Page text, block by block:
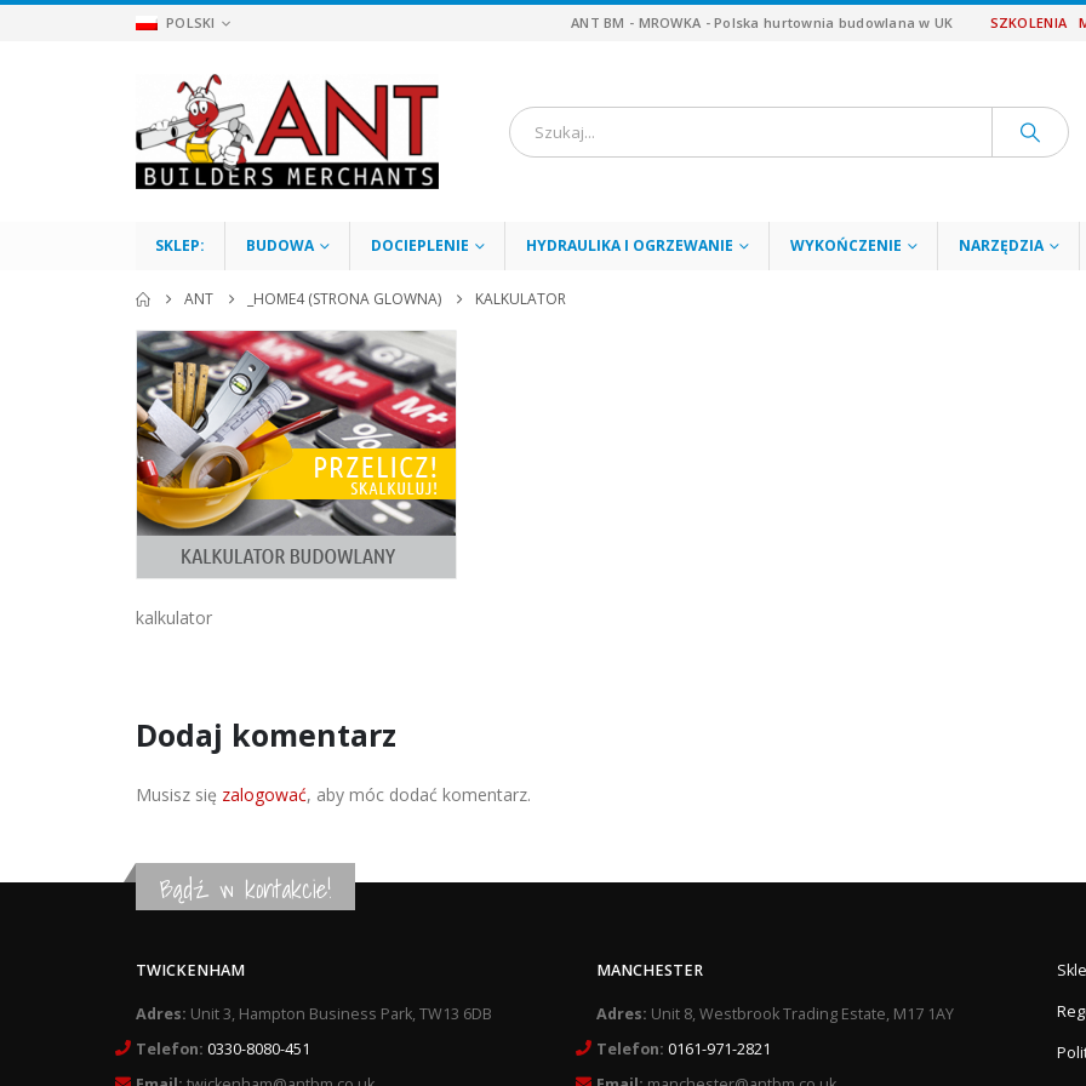
POLSKI ANT BM - MROWKA - Polska hurtownia budowlana w UK SZKOLENIA
SKLEP: BUDOWA DOCIEPLENIE HYDRAULIKA I OGRZEWANIE WYKOŃCZENIE NARZĘDZIA
ANT _HOME4 (STRONA GLOWNA) KALKULATOR
kalkulator
Dodaj komentarz
Musisz się zalogować, aby móc dodać komentarz.
Bądź w kontakcie!
TWICKENHAM
Adres: Unit 3, Hampton Business Park, TW13 6DB
Telefon: 0330-8080-451
MANCHESTER
Adres: Unit 8, Westbrook Trading Estate, M17 1AY
Telefon: 0161-971-2821